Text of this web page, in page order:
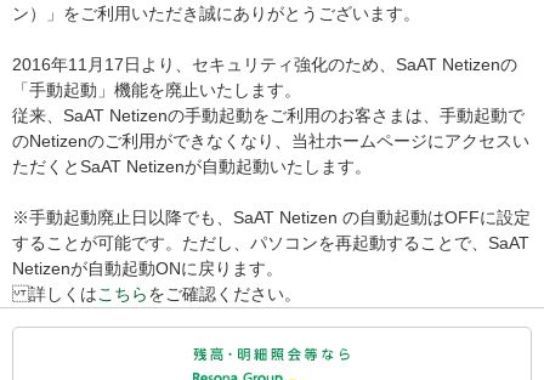
ン）」をご利用いただき誠にありがとうございます。
2016年11月17日より、セキュリティ強化のため、SaAT Netizenの
「手動起動」機能を廃止いたします。
従来、SaAT Netizenの手動起動をご利用のお客さまは、手動起動で
のNetizenのご利用ができなくなり、当社ホームページにアクセスい
ただくとSaAT Netizenが自動起動いたします。
※手動起動廃止日以降でも、SaAT Netizen の自動起動はOFFに設定
することが可能です。ただし、パソコンを再起動することで、SaAT
Netizenが自動起動ONに戻ります。
詳しくはこちらをご確認ください。